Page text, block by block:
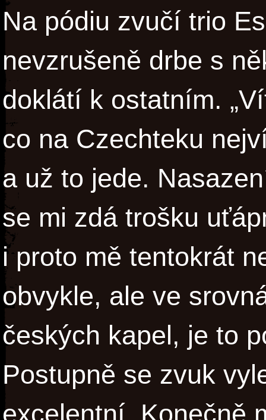
Na pódiu zvučí trio
nevzrušeně drbe s
doklátí k ostatním.
co na Czechteku
a už to jede.
se mi zdá trošku
i proto mě tentokrát
obvykle, ale ve
českých kapel, je to
Postupně se zvuk
excelentní. Konečně